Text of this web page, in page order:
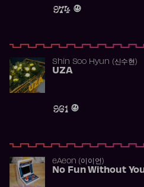
974
Shin Soo Hyun (신수현)
UZA
961
​eAeon (이이언)
No Fun Without You